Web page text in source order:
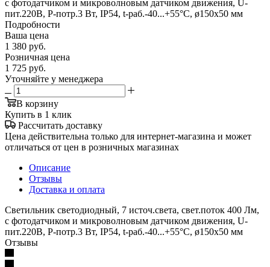
с фотодатчиком и микроволновым датчиком движения, U-
пит.220В, P-потр.3 Вт, IP54, t-раб.-40...+55°С, ø150х50 мм
Подробности
Ваша цена
1 380 руб.
Розничная цена
1 725 руб.
Уточняйте у менеджера
В корзину
Купить в 1 клик
Рассчитать доставку
Цена действительна только для интернет-магазина и может
отличаться от цен в розничных магазинах
Описание
Отзывы
Доставка и оплата
Светильник светодиодный, 7 источ.света, свет.поток 400 Лм,
с фотодатчиком и микроволновым датчиком движения, U-
пит.220В, P-потр.3 Вт, IP54, t-раб.-40...+55°С, ø150х50 мм
Отзывы